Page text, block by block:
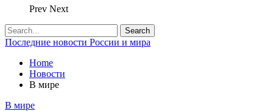
Prev Next
Последние новости России и мира
Home
Новости
В мире
В мире